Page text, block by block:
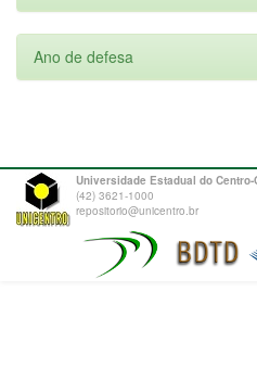
Ano de defesa
Universidade Estadual do Centro-
(42) 3621-1000
repositorio@unicentro.br